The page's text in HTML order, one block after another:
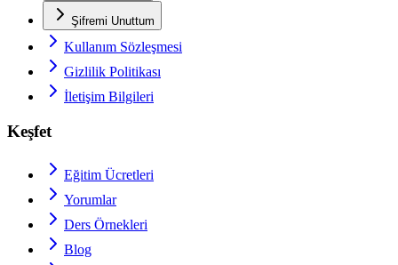
Şifremi Unuttum
Kullanım Sözleşmesi
Gizlilik Politikası
İletişim Bilgileri
Keşfet
Eğitim Ücretleri
Yorumlar
Ders Örnekleri
Blog